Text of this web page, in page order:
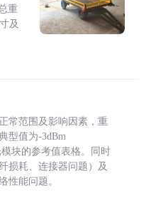
重
及
常范围及影响因素，重
型值为-3dBm
块的参考值表格。同时
损耗、连接器问题）及
性能问题。